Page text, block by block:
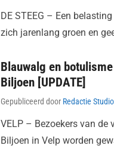
DE STEEG – Een
zich jarenlang groen en
Blauwalg en
Biljoen [UPDATE]
Gepubliceerd door Redactie
VELP – Bezoekers van de
Biljoen in Velp worden